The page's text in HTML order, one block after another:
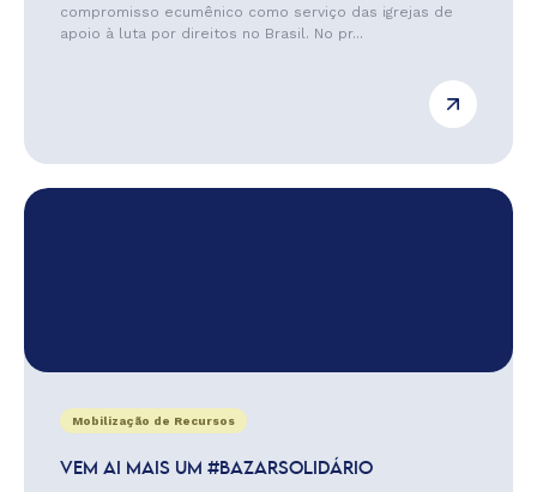
compromisso ecumênico como serviço das igrejas de
apoio à luta por direitos no Brasil. No pr...
Mobilização de Recursos
VEM AI MAIS UM #BAZARSOLIDÁRIO